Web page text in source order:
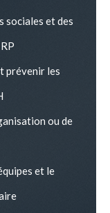
sociales et des
prévenir les
ou de
et le